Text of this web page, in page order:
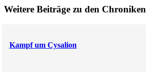
Weitere Beiträge zu den Chroniken
Kampf um Cysalion